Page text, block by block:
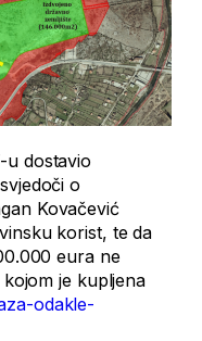
u dostavio
o
Kovačević
korist, te da
eura ne
je kupljena
odakle-